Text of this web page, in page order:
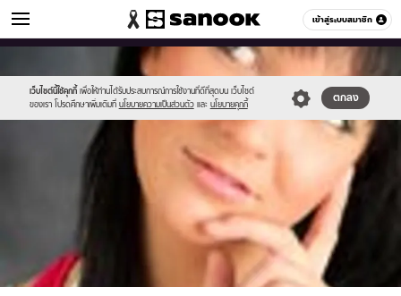
เข้าสู่ระบบสมาชิก
ดูดวง หมวดอื่นๆ
เว็บไซต์นี้ใช้คุกกี้ เพื่อให้ท่านได้รับประสบการณ์การใช้งานที่ดีที่สุดบน เว็บไซต์
ของเรา โปรดศึกษาเพิ่มเติมที่ นโยบายความเป็นส่วนตัว และ นโยบายคุกกี้
ตกลง
//s.isanook.com/sr/0/images/logo-
new-
sanook.png
//s.isanook.com/ho/0/ud/0/1045/m_02825_001.jpg